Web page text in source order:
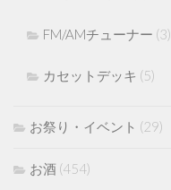
FM/AMチューナー (3)
カセットデッキ (5)
お祭り・イベント (29)
お酒 (454)